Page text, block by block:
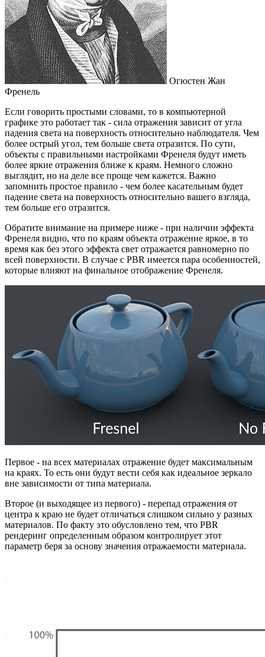
Огюстен Жан
Френель
Если говорить простыми словами, то в компьютерной
графике это работает так - сила отражения зависит от угла
падения света на поверхность относительно наблюдателя. Чем
более острый угол, тем больше света отразится. По сути,
объекты с правильными настройками Френеля будут иметь
более яркие отражения ближе к краям. Немного сложно
выглядит, но на деле все проще чем кажется. Важно
запомнить простое правило - чем более касательным будет
падение света на поверхность относительно вашего взгляда,
тем больше его отразится.
Обратите внимание на примере ниже - при наличии эффекта
Френеля видно, что по краям объекта отражение яркое, в то
время как без этого эффекта свет отражается равномерно по
всей поверхности. В случае с PBR имеется пара особенностей,
которые влияют на финальное отображение Френеля.
Первое - на всех материалах отражение будет максимальным
на краях. То есть они будут вести себя как идеальное зеркало
вне зависимости от типа материала.
Второе (и выходящее из первого) - перепад отражения от
центра к краю не будет отличаться слишком сильно у разных
материалов. По факту это обусловлено тем, что PBR
рендеринг определенным образом контролирует этот
параметр беря за основу значения отражаемости материала.